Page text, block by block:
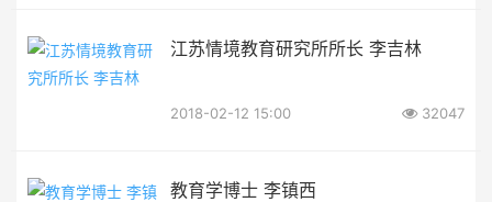
江苏情境教育研究所所长 李吉林
2018-02-12 15:00 32047
教育学博士 李镇西